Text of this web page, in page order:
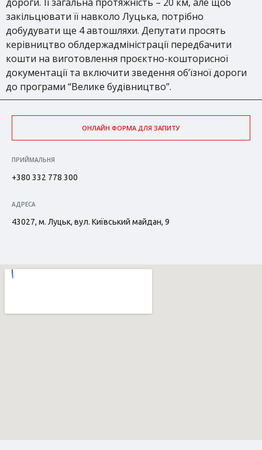
закільцювати її навколо Луцька, потрібно
добудувати ще 4 автошляхи. Депутати просять
керівництво облдержадміністрації передбачити
кошти на виготовлення проєктно-кошторисної
документації та включити зведення об’їзної дороги
до програми “Велике будівництво”.
ОНЛАЙН ФОРМА ДЛЯ ЗАПИТУ
ПРИЙМАЛЬНЯ
+380 332 778 300
АДРЕСА
43027, м. Луцьк, вул. Київський майдан, 9